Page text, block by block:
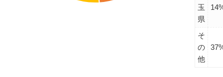
玉
県
そ
の
他